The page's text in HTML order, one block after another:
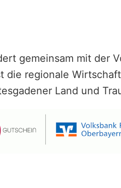
gemeinsam mit der
die regionale
Land und